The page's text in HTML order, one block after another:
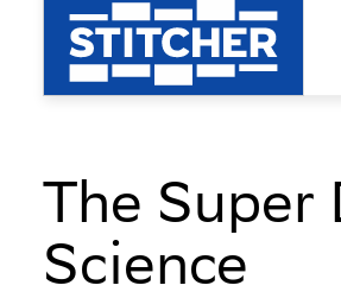
The Super
Science